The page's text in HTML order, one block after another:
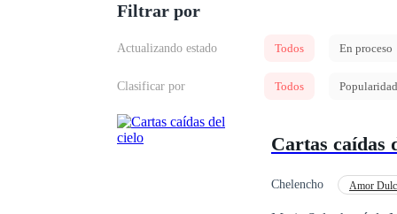
Filtrar por
Actualizando estado Todos En proceso
Clasificar por Todos Popularidad
Cartas caídas
Chelencho Amor